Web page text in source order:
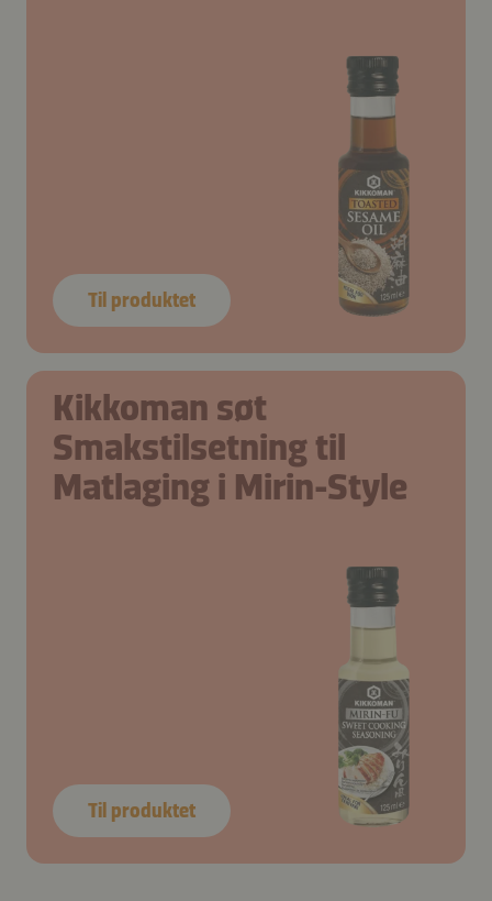
Til produktet
Kikkoman søt
Smakstilsetning til
Matlaging i Mirin-Style
Til produktet